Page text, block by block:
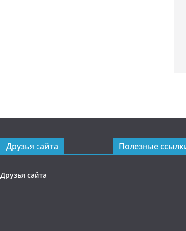
Друзья сайта
Друзья сайта
Полезные